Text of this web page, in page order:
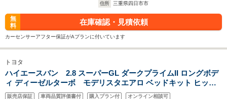
住所
三重県四日市市
無
料
在庫確認・見積依頼
カーセンサーアフター保証がAプランに付いています
トヨタ
ハイエースバン 2.8 スーパーGL ダークプライムII ロングボデ
ィ ディーゼルターボ モデリスタエアロ ベッドキット ヒッチ
メンバー 両側パワスラ デジタルインナーミラー 純正ナビ・フ
販売店保証 車両品質評価書付 購入プラン付 オンライン相談可